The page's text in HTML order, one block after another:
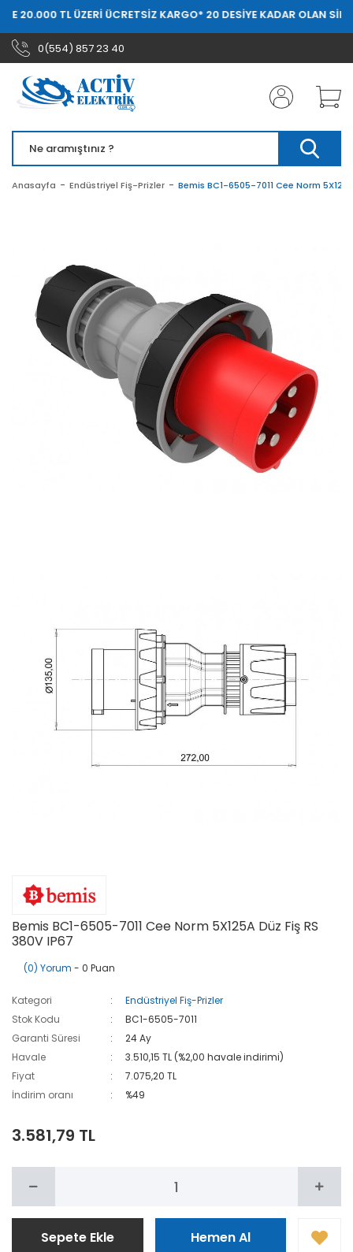
20.000 TL ÜZERİ ÜCRETSİZ KARGO* 20 DESİYE KADAR OLAN
0(554) 857 23 40
Anasayfa Endüstriyel Fiş-Prizler Bemis BC1-6505-7011 Cee Norm
Bemis BC1-6505-7011 Cee Norm 5X125A Düz Fiş RS
380V IP67
(0) Yorum - 0 Puan
Kategori
Endüstriyel Fiş-Prizler
Stok Kodu
BC1-6505-7011
Garanti Süresi
24 Ay
Havale
3.510,15 TL (%2,00 havale indirimi)
Fiyat
7.075,20 TL
İndirim oranı
%49
3.581,79 TL
Sepete Ekle Hemen Al